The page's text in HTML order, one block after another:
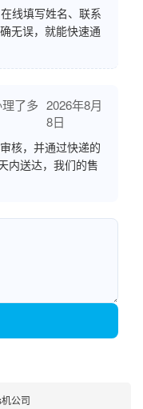
线填写姓名、联系
无误，就能快速通
了多 2026年8月
8日
核，并通过快递的
内送达，我们的售
公司